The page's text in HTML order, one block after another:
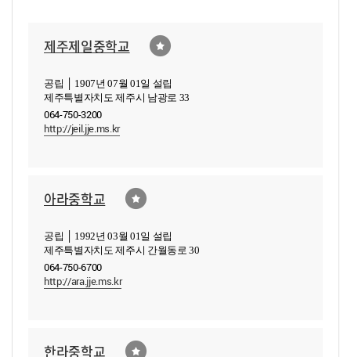
제주제일중학교
공립 │ 1907년 07월 01일 설립
제주특별자치도 제주시 남광로 33
064-750-3200
http://jeil.jje.ms.kr
아라중학교
공립 │ 1992년 03월 01일 설립
제주특별자치도 제주시 간월동로 30
064-750-6700
http://ara.jje.ms.kr
한라중학교